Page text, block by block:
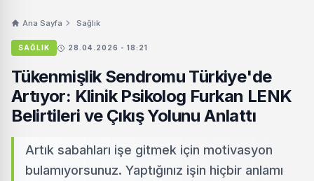
Ana Sayfa Sağlık
SAĞLIK 28.04.2026 - 18:21
Tükenmişlik Sendromu Türkiye'de
Artıyor: Klinik Psikolog Furkan LENK
Belirtileri ve Çıkış Yolunu Anlattı
Artık sabahları işe gitmek için motivasyon
bulamıyorsunuz. Yaptığınız işin hiçbir anlamı